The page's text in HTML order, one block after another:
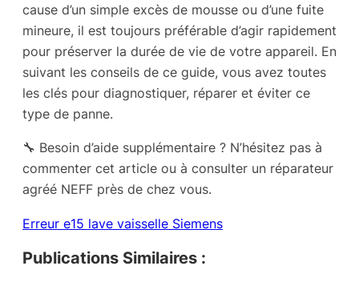
cause d’un simple excès de mousse ou d’une fuite
mineure, il est toujours préférable d’agir rapidement
pour préserver la durée de vie de votre appareil. En
suivant les conseils de ce guide, vous avez toutes
les clés pour diagnostiquer, réparer et éviter ce
type de panne.
🔧 Besoin d’aide supplémentaire ? N’hésitez pas à
commenter cet article ou à consulter un réparateur
agréé NEFF près de chez vous.
Erreur e15 lave vaisselle Siemens
Publications Similaires :